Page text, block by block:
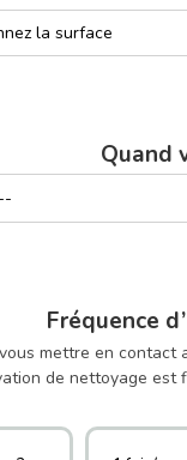
Quand
Fréquence
mettre en contact
de nettoyage est